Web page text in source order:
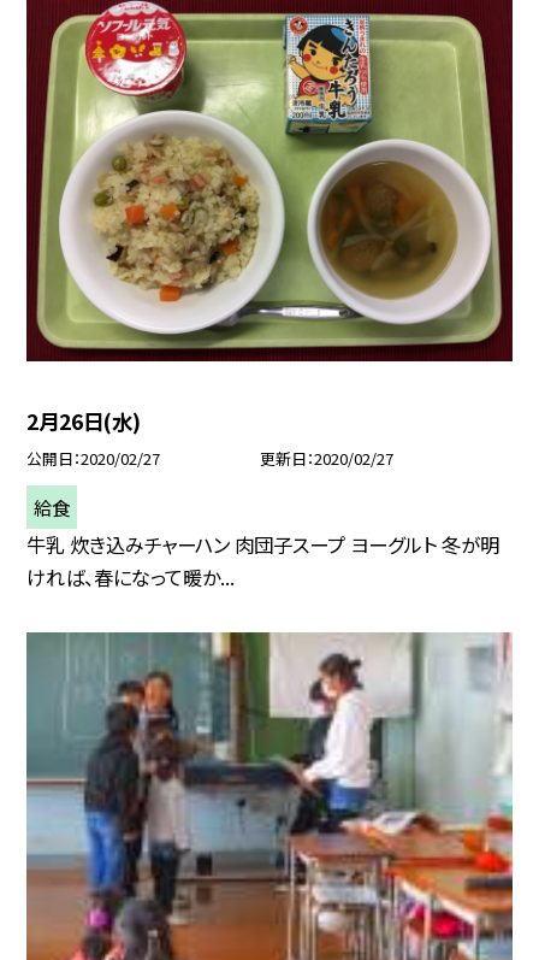
2月26日(水)
公開日 2020/02/27 更新日 2020/02/27
給食
牛乳 炊き込みチャーハン 肉団子スープ ヨーグルト 冬が明
ければ、春になって暖か...